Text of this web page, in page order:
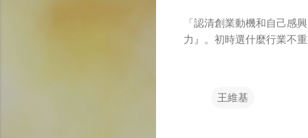
「認清創業動機和自己感
力』。初時選什麼行業不
王維基